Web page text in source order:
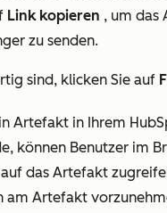
Link kopieren , um das
zu senden.
sind, klicken Sie auf
Artefakt in Ihrem
können Benutzer im
das Artefakt
am Artefakt